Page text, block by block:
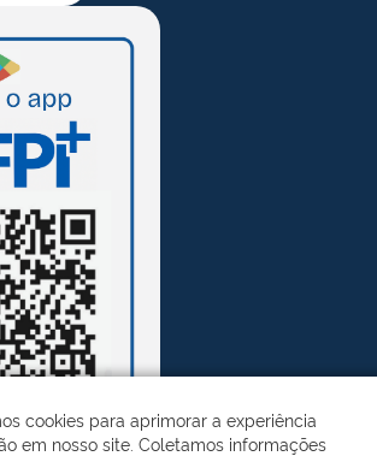
cookies para aprimorar a experiência
em nosso site. Coletamos informações